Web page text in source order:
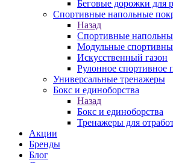
Беговые дорожки для
Спортивные напольные
Назад
Спортивные
Модульные
Искусственный газон
Рулонное спортивное
Универсальные тренажеры
Бокс и единоборства
Назад
Бокс и единоборства
Тренажеры для
Акции
Бренды
Блог